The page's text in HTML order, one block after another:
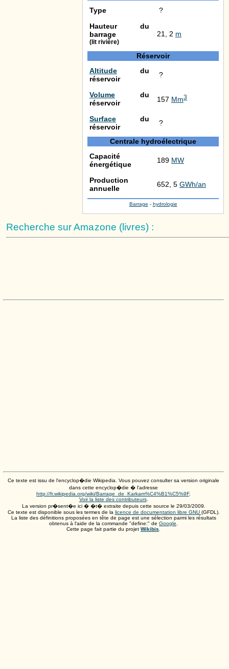
Type
?
Hauteur du
barrage
(lit rivière)
21, 2 m
Réservoir
Altitude du
réservoir
?
Volume du
réservoir
157 Mm3
Surface du
réservoir
?
Centrale hydroélectrique
Capacité
énergétique
189 MW
Production
annuelle
652, 5 GWh/an
Barrage - hydrologie
Recherche sur Amazone (livres) :
Ce texte est issu de l'encyclop�die Wikipedia. Vous pouvez consulter sa version originale
dans cette encyclop�die � l'adresse
http://fr.wikipedia.org/wiki/Barrage_de_Karkam%C4%B1%C5%9F.
Voir la liste des contributeurs.
La version pr�sent�e ici � �t� extraite depuis cette source le 29/03/2009
Ce texte est disponible sous les termes de la licence de documentation libre GNU (GFDL).
La liste des définitions proposées en tête de page est une sélection parmi les résultats
obtenus à l'aide de la commande "define:" de Google
Cette page fait partie du projet Wikibis